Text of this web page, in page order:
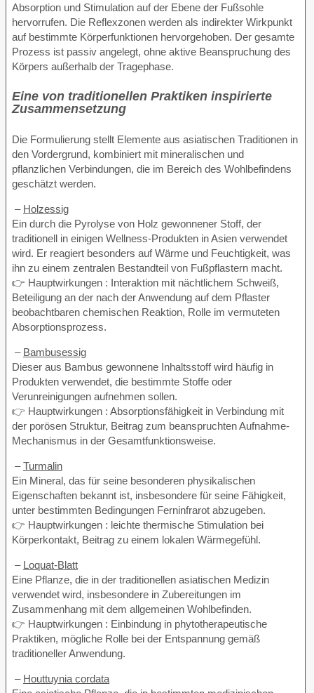
Absorption und Stimulation auf der Ebene der Fußsohle
hervorrufen. Die Reflexzonen werden als indirekter Wirkpunkt
auf bestimmte Körperfunktionen hervorgehoben. Der gesamte
Prozess ist passiv angelegt, ohne aktive Beanspruchung des
Körpers außerhalb der Tragephase.
Eine von traditionellen Praktiken inspirierte
Zusammensetzung
Die Formulierung stellt Elemente aus asiatischen Traditionen in
den Vordergrund, kombiniert mit mineralischen und
pflanzlichen Verbindungen, die im Bereich des Wohlbefindens
geschätzt werden.
– Holzessig
Ein durch die Pyrolyse von Holz gewonnener Stoff, der
traditionell in einigen Wellness-Produkten in Asien verwendet
wird. Er reagiert besonders auf Wärme und Feuchtigkeit, was
ihn zu einem zentralen Bestandteil von Fußpflastern macht.
👉 Hauptwirkungen : Interaktion mit nächtlichem Schweiß,
Beteiligung an der nach der Anwendung auf dem Pflaster
beobachtbaren chemischen Reaktion, Rolle im vermuteten
Absorptionsprozess.
– Bambusessig
Dieser aus Bambus gewonnene Inhaltsstoff wird häufig in
Produkten verwendet, die bestimmte Stoffe oder
Verunreinigungen aufnehmen sollen.
👉 Hauptwirkungen : Absorptionsfähigkeit in Verbindung mit
der porösen Struktur, Beitrag zum beanspruchten Aufnahme-
Mechanismus in der Gesamtfunktionsweise.
–Turmalin
Ein Mineral, das für seine besonderen physikalischen
Eigenschaften bekannt ist, insbesondere für seine Fähigkeit,
unter bestimmten Bedingungen Ferninfrarot abzugeben.
👉 Hauptwirkungen : leichte thermische Stimulation bei
Körperkontakt, Beitrag zu einem lokalen Wärmegefühl.
– Loquat-Blatt
Eine Pflanze, die in der traditionellen asiatischen Medizin
verwendet wird, insbesondere in Zubereitungen im
Zusammenhang mit dem allgemeinen Wohlbefinden.
👉 Hauptwirkungen : Einbindung in phytotherapeutische
Praktiken, mögliche Rolle bei der Entspannung gemäß
traditioneller Anwendung.
– Houttuynia cordata